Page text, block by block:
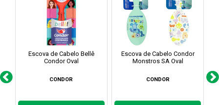
Escova de Cabelo Bellê
Condor Oval
CONDOR
Escova de Cabelo Condor
Monstros SA Oval
CONDOR